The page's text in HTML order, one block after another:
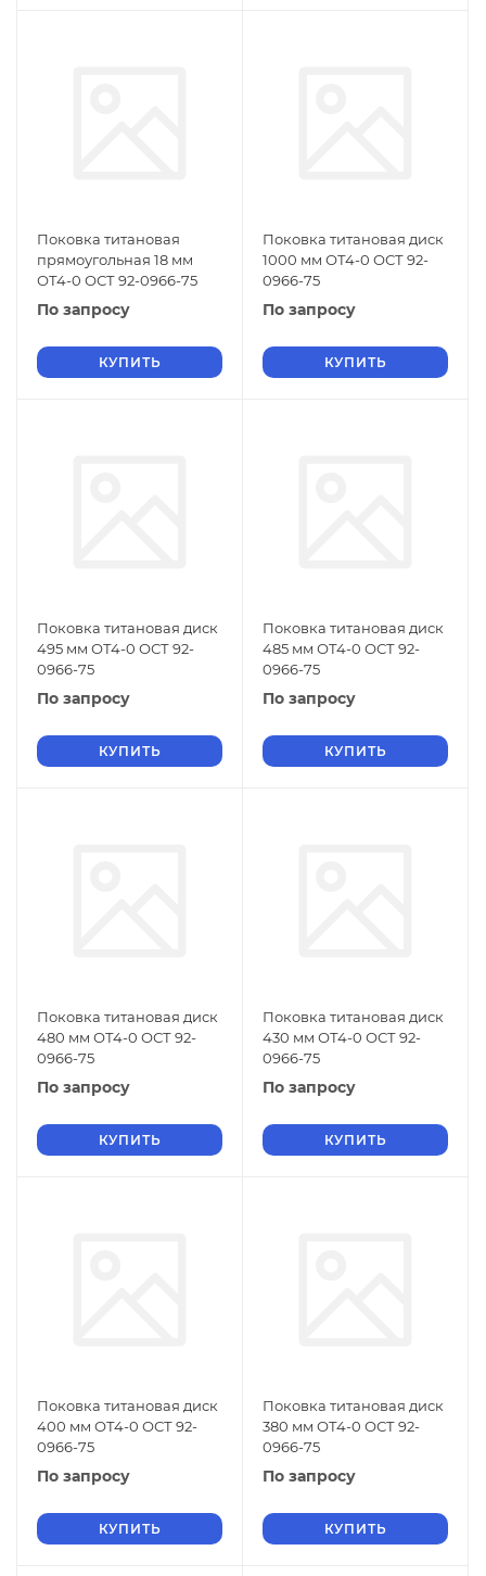
Поковка титановая
прямоугольная 18 мм
ОТ4-0 ОСТ 92-0966-75
По запросу
КУПИТЬ
Поковка титановая диск
1000 мм ОТ4-0 ОСТ 92-
0966-75
По запросу
КУПИТЬ
Поковка титановая диск
495 мм ОТ4-0 ОСТ 92-
0966-75
По запросу
КУПИТЬ
Поковка титановая диск
485 мм ОТ4-0 ОСТ 92-
0966-75
По запросу
КУПИТЬ
Поковка титановая диск
480 мм ОТ4-0 ОСТ 92-
0966-75
По запросу
КУПИТЬ
Поковка титановая диск
430 мм ОТ4-0 ОСТ 92-
0966-75
По запросу
КУПИТЬ
Поковка титановая диск
400 мм ОТ4-0 ОСТ 92-
0966-75
По запросу
КУПИТЬ
Поковка титановая диск
380 мм ОТ4-0 ОСТ 92-
0966-75
По запросу
КУПИТЬ